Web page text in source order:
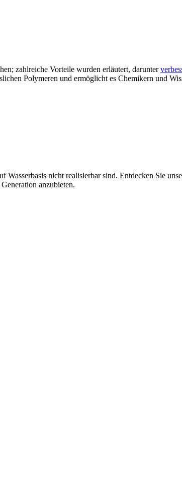
zahlreiche Vorteile wurden erläutert, darunter
Polymeren und ermöglicht es Chemikern und
nicht realisierbar sind. Entdecken Sie
anzubieten.